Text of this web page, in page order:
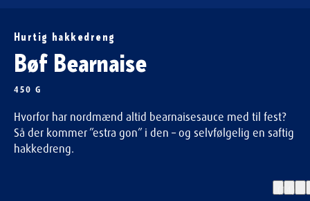
Hurtig hakkedreng
Bøf Bearnaise
450 G
Hvorfor har nordmænd altid bearnaisesauce med til fest?
Så der kommer ”estra gon” i den – og selvfølgelig en saftig
hakkedreng.
(14)